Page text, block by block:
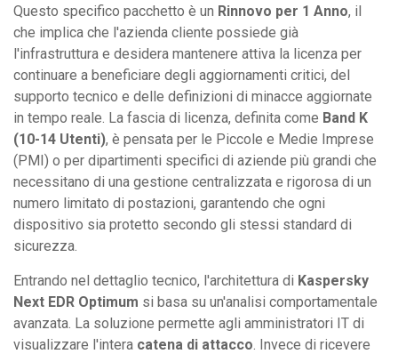
Questo specifico pacchetto è un Rinnovo per 1 Anno, il
che implica che l'azienda cliente possiede già
l'infrastruttura e desidera mantenere attiva la licenza per
continuare a beneficiare degli aggiornamenti critici, del
supporto tecnico e delle definizioni di minacce aggiornate
in tempo reale. La fascia di licenza, definita come Band K
(10-14 Utenti), è pensata per le Piccole e Medie Imprese
(PMI) o per dipartimenti specifici di aziende più grandi che
necessitano di una gestione centralizzata e rigorosa di un
numero limitato di postazioni, garantendo che ogni
dispositivo sia protetto secondo gli stessi standard di
sicurezza.
Entrando nel dettaglio tecnico, l'architettura di Kaspersky
Next EDR Optimum si basa su un'analisi comportamentale
avanzata. La soluzione permette agli amministratori IT di
visualizzare l'intera catena di attacco. Invece di ricevere